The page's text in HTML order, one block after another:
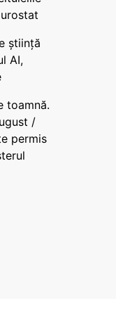
știință
AI,
toamnă.
/
permis